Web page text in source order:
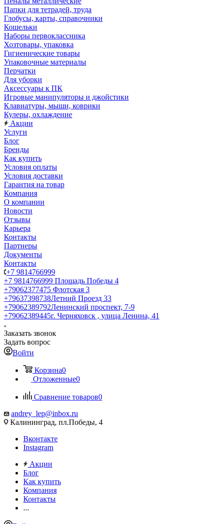
Папки для тетрадей, труда
Глобусы, карты, справочники
Кошельки
Наборы первоклассника
Хозтовары, упаковка
Гигиенические товары
Упаковочные материалы
Перчатки
Для уборки
Аксессуары к ПК
Игровые манипуляторы и джойстики
Клавиатуры, мыши, коврики
Кулеры, охлаждение
Акции
Услуги
Блог
Бренды
Как купить
Условия оплаты
Условия доставки
Гарантия на товар
Компания
О компании
Новости
Отзывы
Карьера
Контакты
Партнеры
Документы
Контакты
+7 9814766999
+7 9814766999 Площадь Победы 4
+79062377475 Флотская 3
+79637398738Летний Проезд 33
+79062389792Ленинский проспект, 7-9
+79062389445г. Черняховск , улица Ленина, 41
Заказать звонок
Задать вопрос
Войти
Корзина0
Отложенные0
Сравнение товаров0
andrey_lep@inbox.ru
Калининград, пл.Победы, 4
Вконтакте
Instagram
Акции
Блог
Как купить
Компания
Контакты
...